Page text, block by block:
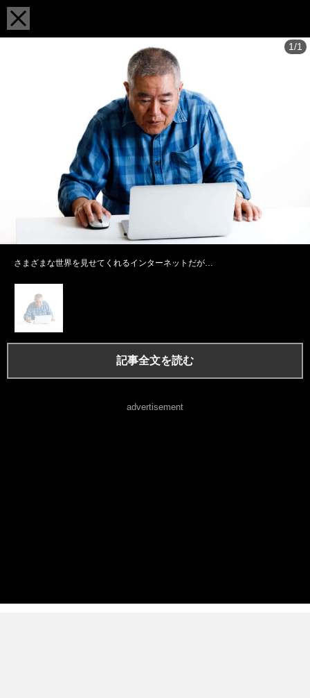
1/1
さまざまな世界を見せてくれるインターネットだが…
記事全文を読む
advertisement